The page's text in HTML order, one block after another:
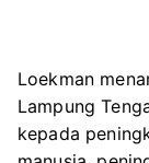
Loekman
Lampung
kepada